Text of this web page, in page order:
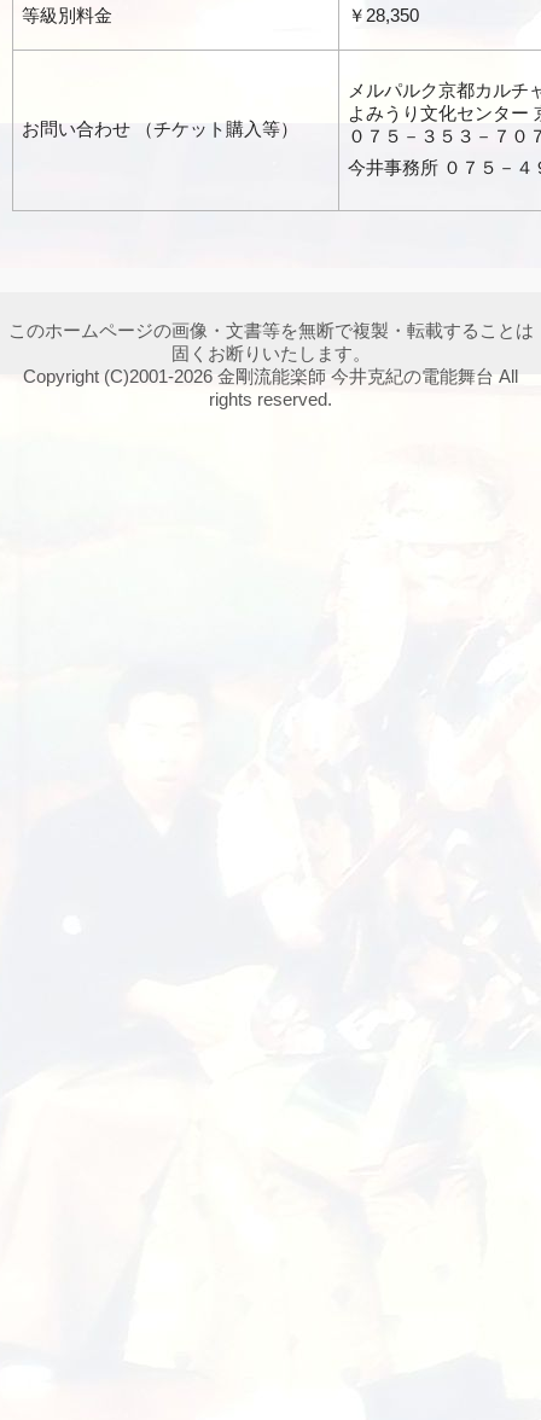
等級別料金 ￥28,350
お問い合わせ （チケット購入等）
メルパルク京都カルチ
よみうり文化センター
０７５－３５３－７０
今井事務所 ０７５－４
このホームページの画像・文書等を無断で複製・転載することは
固くお断りいたします。
Copyright (C)2001-2026 金剛流能楽師 今井克紀の電能舞台 All
rights reserved.